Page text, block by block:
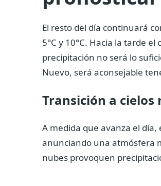
El resto del día continuará
5°C y 10°C. Hacia la tarde
precipitación no será lo
Nuevo, será aconsejable
Transición a cielos
A medida que avanza el día,
anunciando una atmósfera
nubes provoquen